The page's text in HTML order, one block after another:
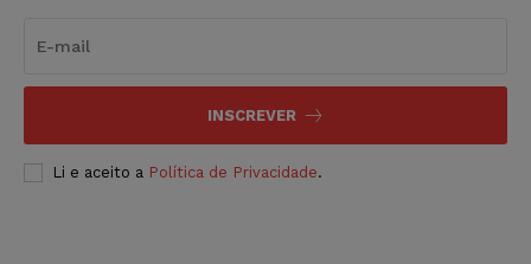
INSCREVER
Li e aceito a Política de Privacidade.